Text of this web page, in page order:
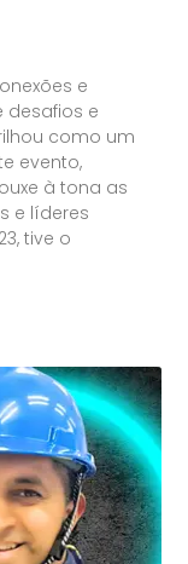
e
desafios e
como um
evento,
à tona as
e líderes
tive o